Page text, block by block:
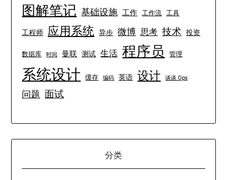
图解笔记 基础设施 工作 工作流 工具
工程师 应用系统 异步 微博 思考 技术 投资
数据库 时间 曼联 测试 生活 程序员 管理
系统设计 缓存 编码 英语 设计 谈谈 Ops
问题 面试
分类